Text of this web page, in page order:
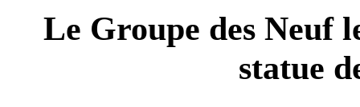
Le Groupe des Neuf
statue